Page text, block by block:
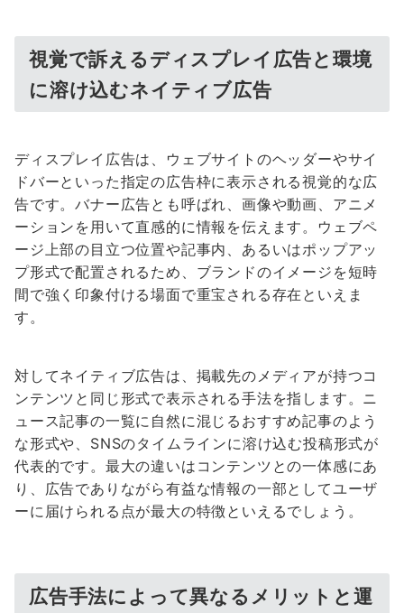
視覚で訴えるディスプレイ広告と環境
に溶け込むネイティブ広告
ディスプレイ広告は、ウェブサイトのヘッダーやサイ
ドバーといった指定の広告枠に表示される視覚的な広
告です。バナー広告とも呼ばれ、画像や動画、アニメ
ーションを用いて直感的に情報を伝えます。ウェブペ
ージ上部の目立つ位置や記事内、あるいはポップアッ
プ形式で配置されるため、ブランドのイメージを短時
間で強く印象付ける場面で重宝される存在といえま
す。
対してネイティブ広告は、掲載先のメディアが持つコ
ンテンツと同じ形式で表示される手法を指します。ニ
ュース記事の一覧に自然に混じるおすすめ記事のよう
な形式や、SNSのタイムラインに溶け込む投稿形式が
代表的です。最大の違いはコンテンツとの一体感にあ
り、広告でありながら有益な情報の一部としてユーザ
ーに届けられる点が最大の特徴といえるでしょう。
広告手法によって異なるメリットと運